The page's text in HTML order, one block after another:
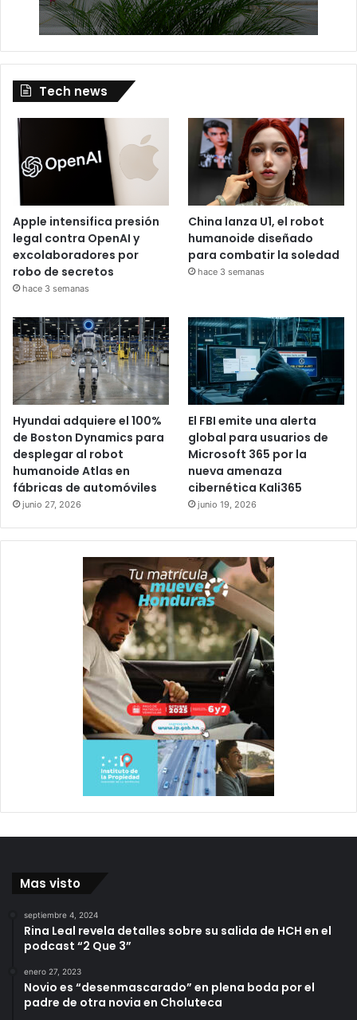
Tech news
Apple intensifica presión
legal contra OpenAI y
excolaboradores por
robo de secretos
hace 3 semanas
China lanza U1, el robot
humanoide diseñado
para combatir la soledad
hace 3 semanas
Hyundai adquiere el 100%
de Boston Dynamics para
desplegar al robot
humanoide Atlas en
fábricas de automóviles
junio 27, 2026
El FBI emite una alerta
global para usuarios de
Microsoft 365 por la
nueva amenaza
cibernética Kali365
junio 19, 2026
Mas visto
septiembre 4, 2024
Rina Leal revela detalles sobre su salida de HCH en el
podcast “2 Que 3”
enero 27, 2023
Novio es “desenmascarado” en plena boda por el
padre de otra novia en Choluteca